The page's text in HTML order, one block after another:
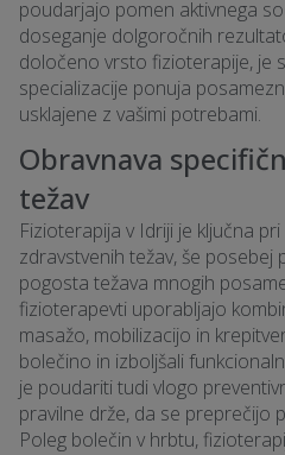
poudarjajo pomen aktivnega
doseganje dolgoročnih
določeno vrsto fizioterapije, je
specializacije ponuja
usklajene z vašimi potrebami.
Obravnava
težav
Fizioterapija v Idriji je ključna
zdravstvenih težav, še posebej
pogosta težava mnogih
fizioterapevti uporabljajo
masažo, mobilizacijo in
bolečino in izboljšali
je poudariti tudi vlogo
pravilne drže, da se preprečijo
Poleg bolečin v hrbtu,